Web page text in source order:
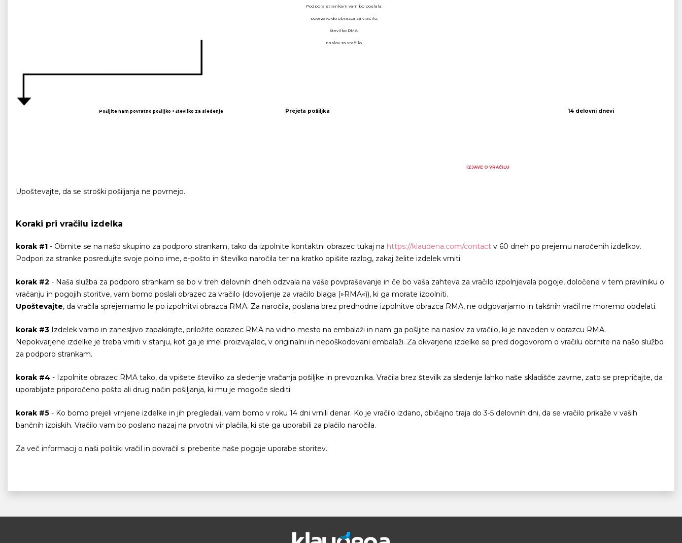
Podpora strankam vam bo poslala:
povezavo do obrazca za vračilo;
številko RMA;
naslov za vračilo.
Pošljite nam povratno pošiljko + številko za sledenje Prejeta pošiljka 14 delovni dnevi
IZJAVE O VRAČILU
Upoštevajte, da se stroški pošiljanja ne povrnejo.
Koraki pri vračilu izdelka
korak #1 - Obrnite se na našo skupino za podporo strankam, tako da izpolnite kontaktni obrazec tukaj na https://klaudena.com/contact v 60 dneh po prejemu naročenih izdelkov.
Podpori za stranke posredujte svoje polno ime, e-pošto in številko naročila ter na kratko opišite razlog, zakaj želite izdelek vrniti.
korak #2 - Naša služba za podporo strankam se bo v treh delovnih dneh odzvala na vaše povpraševanje in če bo vaša zahteva za vračilo izpolnjevala pogoje, določene v tem pravilniku o
vračanju in pogojih storitve, vam bomo poslali obrazec za vračilo (dovoljenje za vračilo blaga (»RMA«)), ki ga morate izpolniti.
Upoštevajte, da vračila sprejemamo le po izpolnitvi obrazca RMA. Za naročila, poslana brez predhodne izpolnitve obrazca RMA, ne odgovarjamo in takšnih vračil ne moremo obdelati.
korak #3 Izdelek varno in zanesljivo zapakirajte, priložite obrazec RMA na vidno mesto na embalaži in nam ga pošljite na naslov za vračilo, ki je naveden v obrazcu RMA.
Nepokvarjene izdelke je treba vrniti v stanju, kot ga je imel proizvajalec, v originalni in nepoškodovani embalaži. Za okvarjene izdelke se pred dogovorom o vračilu obrnite na našo službo
za podporo strankam.
korak #4 - Izpolnite obrazec RMA tako, da vpišete številko za sledenje vračanja pošiljke in prevoznika. Vračila brez številk za sledenje lahko naše skladišče zavrne, zato se prepričajte, da
uporabljate priporočeno pošto ali drug način pošiljanja, ki mu je mogoče slediti.
korak #5 - Ko bomo prejeli vrnjene izdelke in jih pregledali, vam bomo v roku 14 dni vrnili denar. Ko je vračilo izdano, običajno traja do 3-5 delovnih dni, da se vračilo prikaže v vaših
bančnih izpiskih. Vračilo vam bo poslano nazaj na prvotni vir plačila, ki ste ga uporabili za plačilo naročila.
Za več informacij o naši politiki vračil in povračil si preberite naše pogoje uporabe storitev.